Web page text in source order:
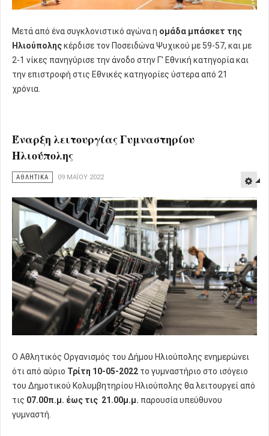
Μετά από ένα συγκλονιστικό αγώνα η ομάδα μπάσκετ της
Ηλιούποληςκέρδισε τον Ποσειδώνα Ψυχικού με 59-57, και με
2-1 νίκες πανηγύρισε την άνοδο στην Γ' Εθνική κατηγορία και
την επιστροφή στις Εθνικές κατηγορίες ύστερα από 21
χρόνια.
Έναρξη λειτουργίας Γυμναστηρίου
Ηλιούπολης
ΑΘΛΗΤΙΚΑ 09 ΜΑΪ́ΟΥ 2022
Ο Αθλητικός Οργανισμός του Δήμου Ηλιούπολης ενημερώνει
ότι από αύριο Τρίτη 10-05-2022 το γυμναστήριο στο ισόγειο
του Δημοτικού Κολυμβητηρίου Ηλιούπολης θα λειτουργεί από
τις 07.00π.μ. έως τις 21.00μ.μ. παρουσία υπεύθυνου
γυμναστή.